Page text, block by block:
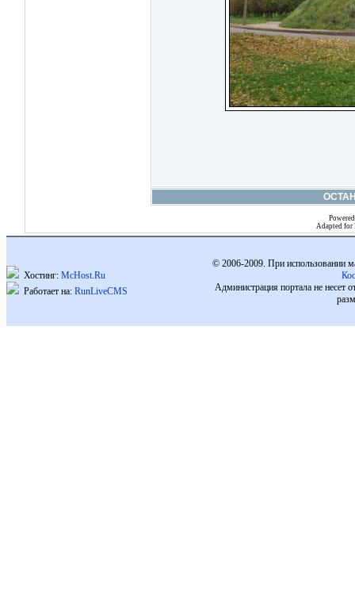
Adapted for
Хостинг: McHost.Ru
Работает на: RunLiveCMS
© 2006-2009. При использовании
Администрация портала не несет